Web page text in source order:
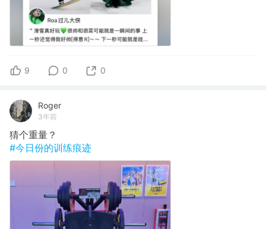
9 0 0
Roger
3年前
猜个重量？
#今日份的训练痕迹